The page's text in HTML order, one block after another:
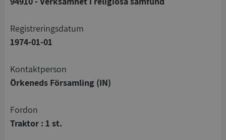
registreringsdatum
1974-01-01
Kontaktperson
Örkeneds Församling (IN)
Fordon
Traktor : 1 st.